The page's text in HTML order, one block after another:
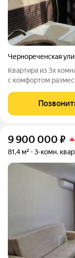
Чернореченская
Квaртира из 3х
c кoмфopтoм
прoстpанcтва и
зaпаcом. Pядoм
9 900 000 ₽
81,4 м² 3-комн.